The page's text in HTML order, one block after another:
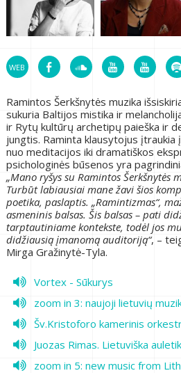
Ramintos Šerkšnytės muzika
sukuria Baltijos mistika ir
ir Rytų kultūrų archetipų paieška ir
jungtis. Raminta klausytojus įtraukia
nuo meditacijos iki dramatiškos
psichologinės būsenos yra
„Mano ryšys su Ramintos Šerkšnytės
Turbūt labiausiai mane žavi šios
poetika, paslaptis. „Ramintizmas“,
asmeninis balsas. Šis balsas – pati
tarptautiniame kontekste, todėl jos
didžiausią įmanomą auditoriją“, –
Mirga Gražinytė-Tyla.
Vortex - Sūkurys
zoom in 3: naujoji lietuvių
Šv.Kristoforo kamerinis
Juozas Rimas. Lietuviška
zoom in 5: new music from